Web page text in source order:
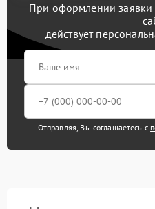
При оформлении заявки
действует
Отправляя, Вы соглашаетесь с